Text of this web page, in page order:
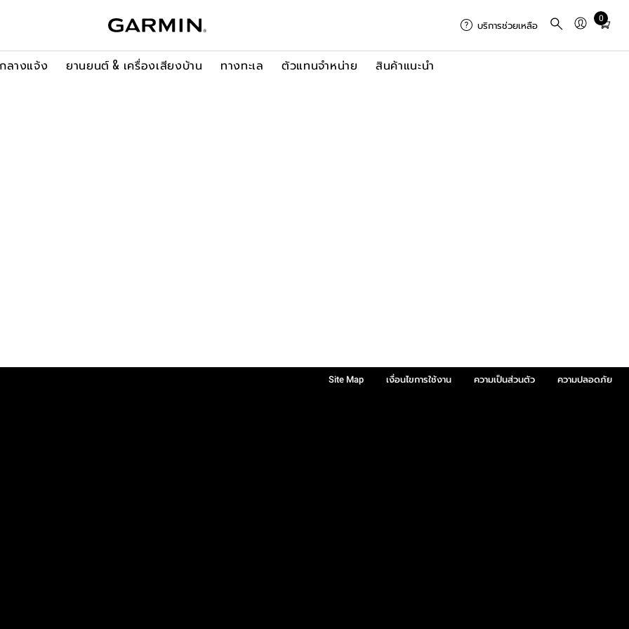
ลางแจ้ง ยานยนต์ & เครื่องเสียงบ้าน ทางทะเล ตัวแทนจำหน่าย สินค้าแนะนำ
บริการช่วยเหลือ
0
Total
in
Site Map เงื่อนไขการใช้งาน ความเป็นส่วนตัว
ความปลอดภัย